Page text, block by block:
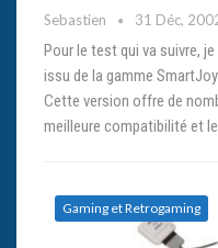
Sebastien 31 Déc,
Pour le test qui va suivre,
issu de la gamme
Cette version offre de
meilleure compatibilité et
Gaming et Retrogaming